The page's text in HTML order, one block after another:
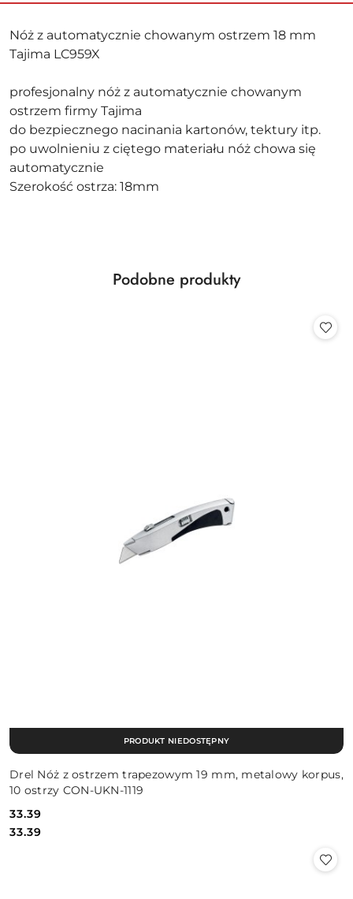
Nóż z automatycznie chowanym ostrzem 18 mm
Tajima LC959X
profesjonalny nóż z automatycznie chowanym
ostrzem firmy Tajima
do bezpiecznego nacinania kartonów, tektury itp.
po uwolnieniu z ciętego materiału nóż chowa się
automatycznie
Szerokość ostrza: 18mm
Pomiń karuzelę produktów
Produkty
Podobne produkty
Drel Nóż z ostrzem trapezowym 19 mm, metalowy korpus,
10 ostrzy CON-UKN-1119
Cena:
33.39
Cena:
33.39
PRODUKT NIEDOSTĘPNY